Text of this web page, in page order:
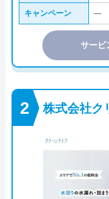
キャンペーン ―
サービ
株式会社ク